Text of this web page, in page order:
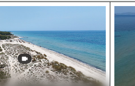
Flamingo Beach auf Kos